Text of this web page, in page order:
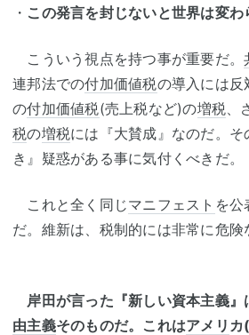
・ この発言を封じないと世界は変わ
こういう視点を持つ事が重要だ。
連邦法での付加価値税の導入には反
の付加価値税(売上税など)の増税、
税の増税には『大賛成』なのだ。
き』疑惑がある事に気付くべきだ。
これと全く同じマニフェスト を公
だ。維新は、税制的には非常に危険
岸田が言った『新しい資本主義』
由主義そのものだ。これはアメリ カ